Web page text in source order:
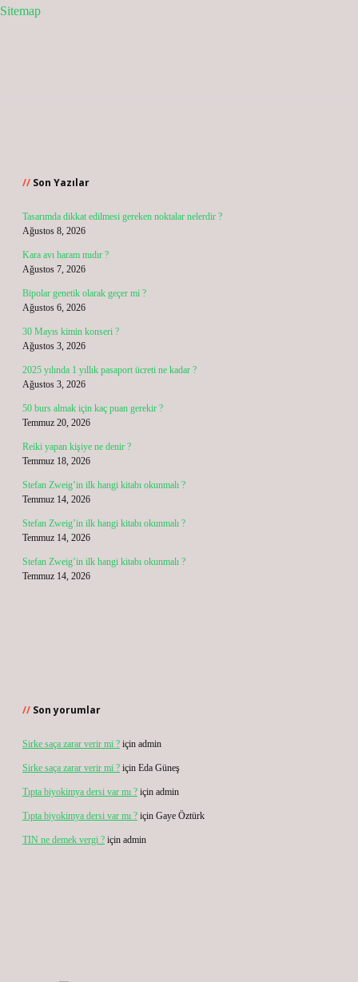
Sitemap
Son Yazılar
Tasarımda dikkat edilmesi gereken noktalar nelerdir ?
Ağustos 8, 2026
Kara avı haram mıdır ?
Ağustos 7, 2026
Bipolar genetik olarak geçer mi ?
Ağustos 6, 2026
30 Mayıs kimin konseri ?
Ağustos 3, 2026
2025 yılında 1 yıllık pasaport ücreti ne kadar ?
Ağustos 3, 2026
50 burs almak için kaç puan gerekir ?
Temmuz 20, 2026
Reiki yapan kişiye ne denir ?
Temmuz 18, 2026
Stefan Zweig’in ilk hangi kitabı okunmalı ?
Temmuz 14, 2026
Stefan Zweig’in ilk hangi kitabı okunmalı ?
Temmuz 14, 2026
Stefan Zweig’in ilk hangi kitabı okunmalı ?
Temmuz 14, 2026
Son yorumlar
Sirke saça zarar verir mi ? için admin
Sirke saça zarar verir mi ? için Eda Güneş
Tıpta biyokimya dersi var mı ? için admin
Tıpta biyokimya dersi var mı ? için Gaye Öztürk
TIN ne demek vergi ? için admin